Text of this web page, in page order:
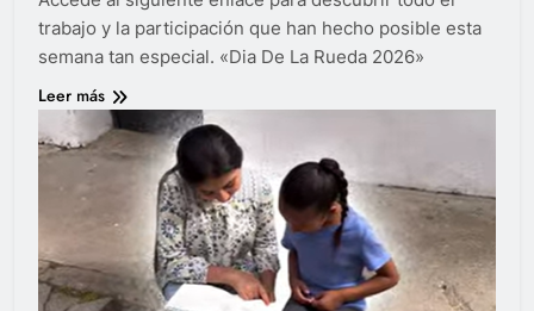
trabajo y la participación que han hecho posible esta
semana tan especial. «Dia De La Rueda 2026»
Leer más